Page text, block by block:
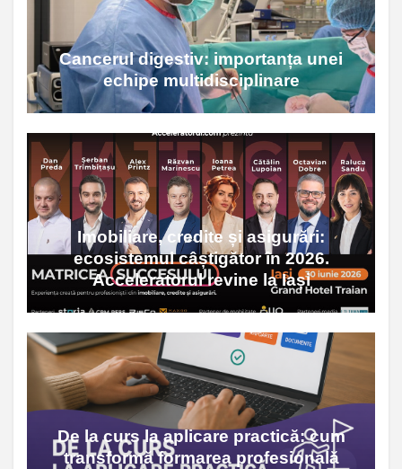
Cancerul digestiv: importanța unei
echipe multidisciplinare
Imobiliare, credite și asigurări:
ecosistemul câștigător în 2026.
Acceleratorul revine la Iași
De la curs la aplicare practică: cum
transformă formarea profesională